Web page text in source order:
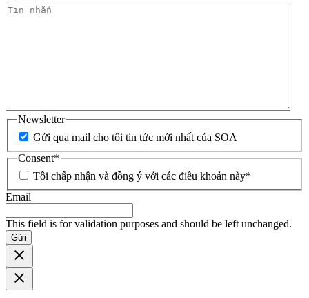
Newsletter
Gửi qua mail cho tôi tin tức mới nhất của SOA
Consent*
Tôi chấp nhận và đồng ý với các điều khoản này*
Email
This field is for validation purposes and should be left unchanged.
Gửi